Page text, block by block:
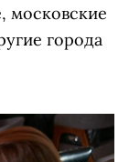
московские
города